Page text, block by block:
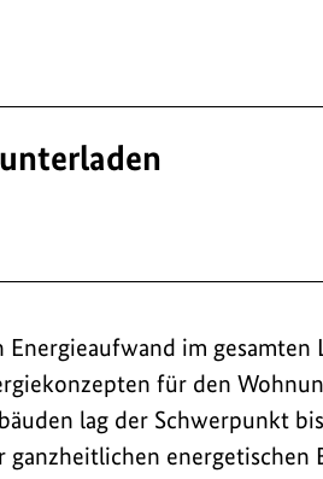
im gesamten
für den
lag der Schwerpunkt
ganzheitlichen energetischen